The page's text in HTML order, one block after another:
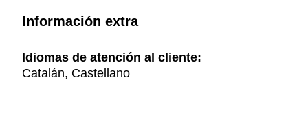
Información extra
Idiomas de atención al cliente:
Catalán, Castellano